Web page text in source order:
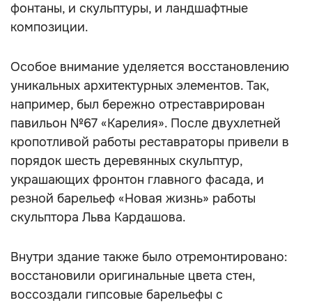
фонтаны, и скульптуры, и ландшафтные
композиции.
Особое внимание уделяется восстановлению
уникальных архитектурных элементов. Так,
например, был бережно отреставрирован
павильон №67 «Карелия». После двухлетней
кропотливой работы реставраторы привели в
порядок шесть деревянных скульптур,
украшающих фронтон главного фасада, и
резной барельеф «Новая жизнь» работы
скульптора Льва Кардашова.
Внутри здание также было отремонтировано:
восстановили оригинальные цвета стен,
воссоздали гипсовые барельефы с